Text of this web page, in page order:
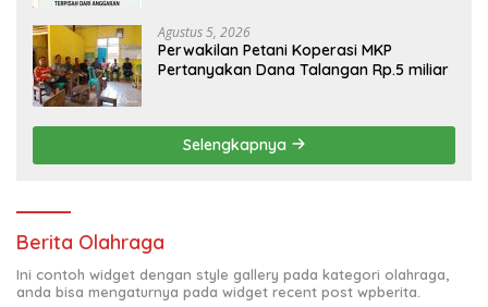
Agustus 5, 2026
Perwakilan Petani Koperasi MKP
Pertanyakan Dana Talangan Rp.5 miliar
Selengkapnya
Berita Olahraga
Ini contoh widget dengan style gallery pada kategori olahraga,
anda bisa mengaturnya pada widget recent post wpberita.